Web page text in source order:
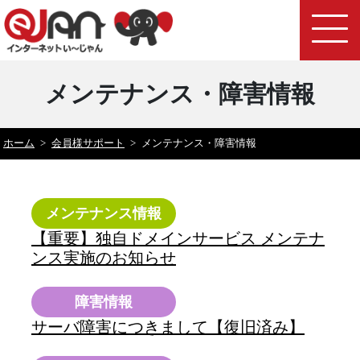
メンテナンス・障害情報
ホーム > 会員様サポート > メンテナンス・障害情報
メンテナンス情報
【重要】独自ドメインサービス メンテナ
ンス実施のお知らせ
障害情報
サーバ障害につきまして【復旧済み】